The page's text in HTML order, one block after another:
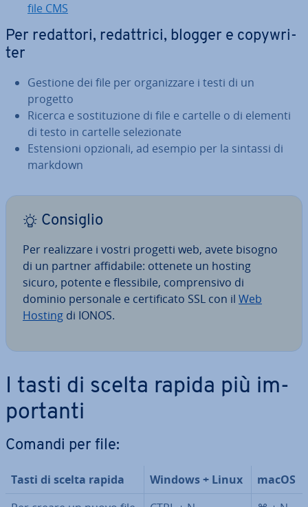
file CMS
Per redattori, re­dat­tri­ci, blogger e co­py­w­ri­
ter
Gestione dei file per or­ga­niz­za­re i testi di un
progetto
Ricerca e so­sti­tu­zio­ne di file e cartelle o di elementi
di testo in cartelle se­le­zio­na­te
Esten­sio­ni opzionali, ad esempio per la sintassi di
markdown
Consiglio
Per rea­liz­za­re i vostri progetti web, avete bisogno
di un partner af­fi­da­bi­le: ottenete un hosting
sicuro, potente e fles­si­bi­le, com­pren­si­vo di
dominio personale e cer­ti­fi­ca­to SSL con il Web
Hosting di IONOS.
I tasti di scelta rapida più im­
por­tan­ti
Comandi per file:
Tasti di scelta rapida Windows + Linux
macOS